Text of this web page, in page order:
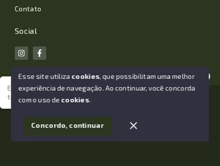
Estamos aqui para te ajudar. Vamos juntos nessa jornada
tão importante da sua vida?
Contato
Social
© Copyright 2026 - João Losano Corretor de Imóveis -
SITE PARA IMOBILIARIA
Esse site utiliza cookies, que possibilitam uma melhor
experiência de navegação.Ao continuar, você concorda
com o uso de cookies.
Concordo, continuar